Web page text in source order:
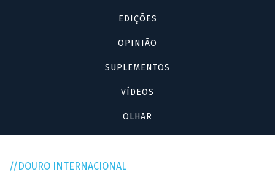
EDIÇÕES
OPINIÃO
SUPLEMENTOS
VÍDEOS
OLHAR
DOURO INTERNACIONAL